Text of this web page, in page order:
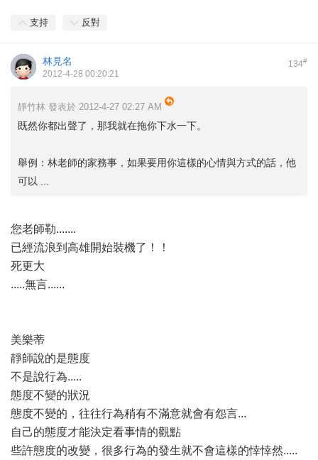
支持 反對
134#
林見名
2012-4-28 00:20:21
靜竹林 發表於 2012-4-27 02:27 AM
既然你都出聲了，那我就在拖你下水一下。
舉例：林老師的家務事，如果要用你這樣的心情與方式的話，他
可以 ...
您老師勒.......
已經流浪到高雄開始裝機了！！
死更大
.....無言......
美樂蒂
靜師說的是態度
不是說行為.....
態度不變的狀況
態度不變的，往往行為稍有不滿意就會有怨言...
自己的態度才能決定看事情的觀點
些許態度的改變，很多行為的發生就不會這樣的悻悻然.....